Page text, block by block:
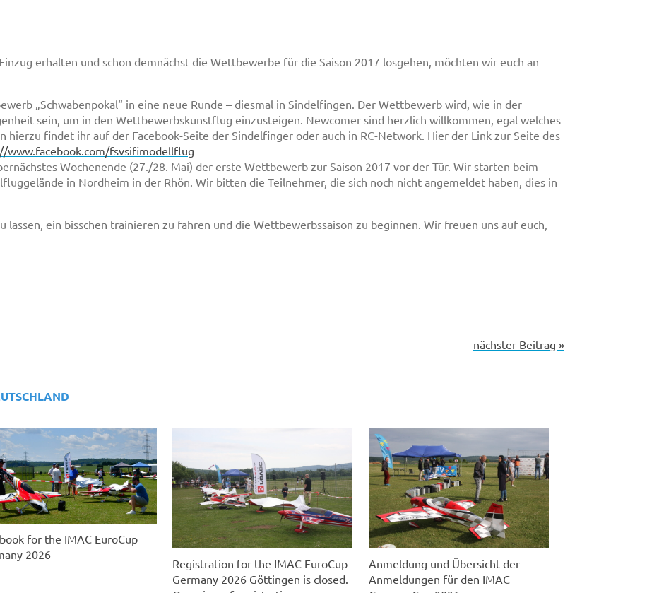
erhalten und schon demnächst die Wettbewerbe für die Saison 2017 losgehen, möchten wir euch an
„Schwabenpokal“ in eine neue Runde – diesmal in Sindelfingen. Der Wettbewerb wird, wie in der
sein, um in den Wettbewerbskunstflug einzusteigen. Newcomer sind herzlich willkommen, egal welches
findet ihr auf der Facebook-Seite der Sindelfinger oder auch in RC-Network. Hier der Link zur Seite des
www.facebook.com/fsvsifimodellflug
Wochenende (27./28. Mai) der erste Wettbewerb zur Saison 2017 vor der Tür. Wir starten beim
in Nordheim in der Rhön. Wir bitten die Teilnehmer, die sich noch nicht angemeldet haben, dies in
lassen, ein bisschen trainieren zu fahren und die Wettbewerbssaison zu beginnen. Wir freuen uns auf euch,
nächster Beitrag »
for the IMAC EuroCup
2026
Registration for the IMAC EuroCup
Germany 2026 Göttingen is closed.
Anmeldung und Übersicht der
Anmeldungen für den IMAC